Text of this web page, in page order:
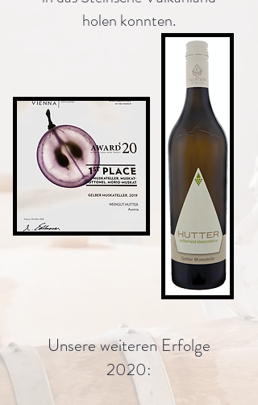
holen konnten.
Unsere weiteren Erfolge
2020: